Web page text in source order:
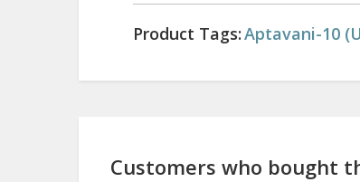
Product Tags:Aptavani-10
Customers who bought